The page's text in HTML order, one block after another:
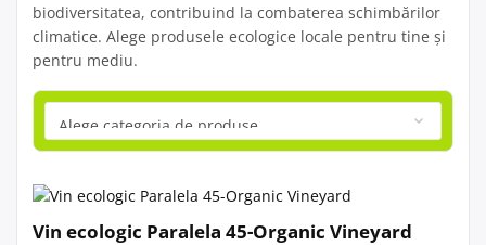
biodiversitatea, contribuind la combaterea schimbărilor
climatice. Alege produsele ecologice locale pentru tine și
pentru mediu.
Vin ecologic Paralela 45-Organic Vineyard